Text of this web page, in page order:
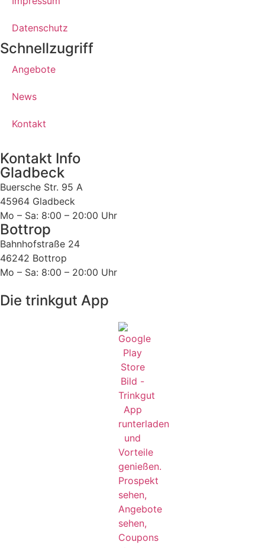
Datenschutz
Schnellzugriff
Angebote
News
Kontakt
Kontakt Info
Gladbeck
Buersche Str. 95 A
45964 Gladbeck
Mo – Sa: 8:00 – 20:00 Uhr
Bottrop
Bahnhofstraße 24
46242 Bottrop
Mo – Sa: 8:00 – 20:00 Uhr
Die trinkgut App